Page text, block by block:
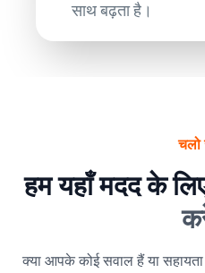
साथ बढ़ता है।
हम यहाँ मदद के
क्या आपके कोई सवाल हैं या